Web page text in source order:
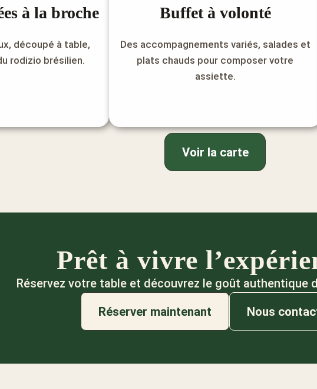
à la broche
découpé à table,
rodizio brésilien.
Buffet à volonté
Des accompagnements variés, salades et
plats chauds pour composer votre
assiette.
Voir la carte
Prêt à vivre
Réservez votre table et découvrez le goût authentique
Réserver maintenant
Nous